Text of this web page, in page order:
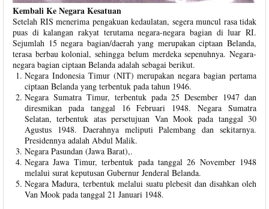
Kembali Ke Negara Kesatuan
Setelah RIS menerima pengakuan kedaulatan, segera muncul rasa tidak
puas di kalangan rakyat terutama negara-negara bagian di luar RI.
Sejumlah 15 negara bagian/daerah yang merupakan ciptaan Belanda,
terasa berbau kolonial, sehingga belum merdeka sepenuhnya. Negara-
negara bagian ciptaan Belanda adalah sebagai berikut.
Negara Indonesia Timur (NIT) merupakan negara bagian pertama
ciptaan Belanda yang terbentuk pada tahun 1946.
Negara Sumatra Timur, terbentuk pada 25 Desember 1947 dan
diresmikan pada tanggal 16 Februari 1948. Negara Sumatra
Selatan, terbentuk atas persetujuan Van Mook pada tanggal 30
Agustus 1948. Daerahnya meliputi Palembang dan sekitarnya.
Presidennya adalah Abdul Malik.
Negara Pasundan (Jawa Barat),.
Negara Jawa Timur, terbentuk pada tanggal 26 November 1948
melalui surat keputusan Gubernur Jenderal Belanda.
Negara Madura, terbentuk melalui suatu plebesit dan disahkan oleh
Van Mook pada tanggal 21 Januari 1948.